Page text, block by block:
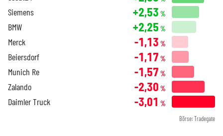
Siemens +2,53 %
BMW +2,25 %
Merck -1,13 %
Beiersdorf -1,17 %
Munich Re -1,57 %
Zalando -2,30 %
Daimler Truck -3,01 %
Börse: Tradegate